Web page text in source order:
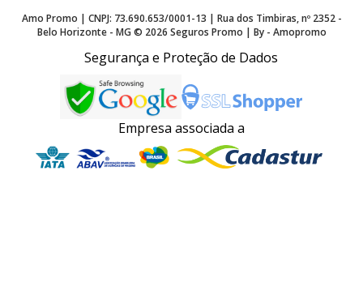
Amo Promo | CNPJ: 73.690.653/0001-13 | Rua dos Timbiras, nº 2352 -
Belo Horizonte - MG © 2026 Seguros Promo | By - Amopromo
Segurança e Proteção de Dados
Empresa associada a